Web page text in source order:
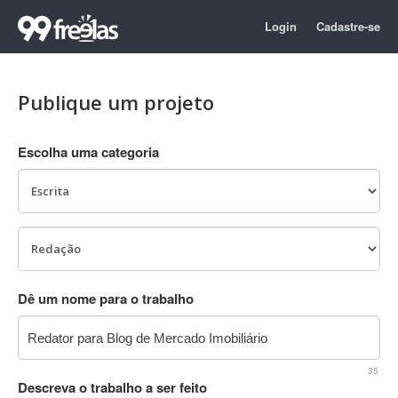
Login Cadastre-se
Publique um projeto
Escolha uma categoria
Dê um nome para o trabalho
35
Descreva o trabalho a ser feito